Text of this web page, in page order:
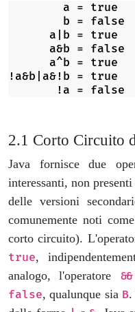
        a = true
        b = false
      a|b = true
      a&b = false
      a^b = true
!a&b|a&!b = true
Corto Circuito
Java fornisce due
interessanti, non
delle versioni
comunemente noti
corto circuito).
true,
analogo, l'operatore &&
false, qualunque sia B.